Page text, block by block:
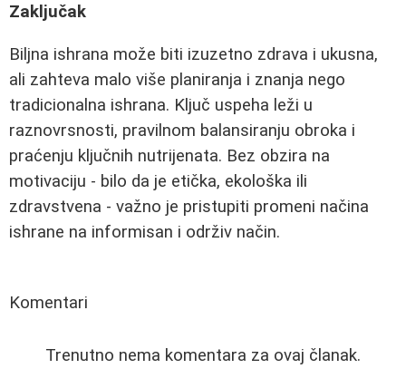
Zaključak
Biljna ishrana može biti izuzetno zdrava i ukusna,
ali zahteva malo više planiranja i znanja nego
tradicionalna ishrana. Ključ uspeha leži u
raznovrsnosti, pravilnom balansiranju obroka i
praćenju ključnih nutrijenata. Bez obzira na
motivaciju - bilo da je etička, ekološka ili
zdravstvena - važno je pristupiti promeni načina
ishrane na informisan i održiv način.
Komentari
Trenutno nema komentara za ovaj članak.